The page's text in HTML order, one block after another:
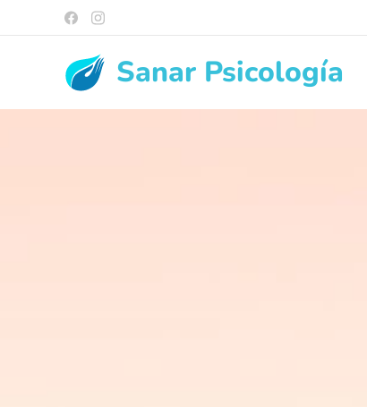
Sanar Psicología